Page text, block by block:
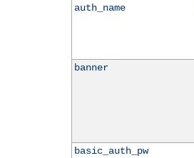
auth_name
banner
basic_auth_pw